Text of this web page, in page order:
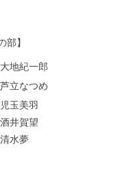
部】
金賞		  1番	大地紀一郎
銀賞		  5番	芦立なつめ
銅賞		  3番	児玉美羽
銅賞		  4番	酒井賀望
奨励賞	  2番	清水夢